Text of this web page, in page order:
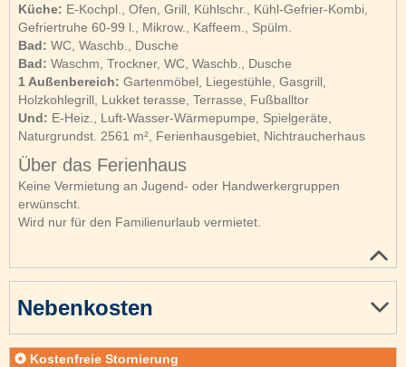
Küche: E-Kochpl., Ofen, Grill, Kühlschr., Kühl-Gefrier-Kombi,
Gefriertruhe 60-99 l., Mikrow., Kaffeem., Spülm.
Bad: WC, Waschb., Dusche
Bad: Waschm, Trockner, WC, Waschb., Dusche
1 Außenbereich: Gartenmöbel, Liegestühle, Gasgrill,
Holzkohlegrill, Lukket terasse, Terrasse, Fußballtor
Und: E-Heiz., Luft-Wasser-Wärmepumpe, Spielgeräte,
Naturgrundst. 2561 m², Ferienhausgebiet, Nichtraucherhaus
Über das Ferienhaus
Keine Vermietung an Jugend- oder Handwerkergruppen
erwünscht.
Wird nur für den Familienurlaub vermietet.
Nebenkosten
Kostenfreie Stornierung